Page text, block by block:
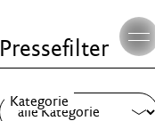
Pressefilter